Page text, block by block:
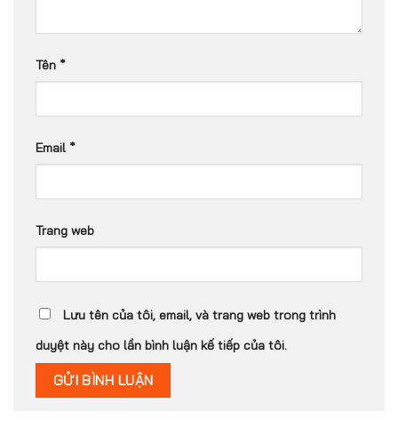
Tên *
Email *
Trang web
Lưu tên của tôi, email, và trang web trong trình
duyệt này cho lần bình luận kế tiếp của tôi.